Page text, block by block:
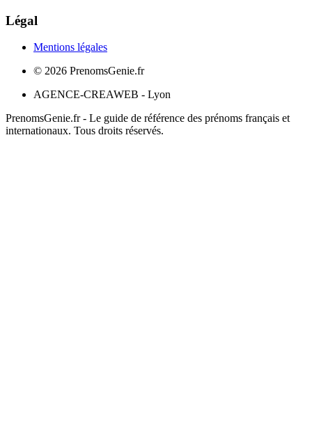
Légal
Mentions légales
© 2026 PrenomsGenie.fr
AGENCE-CREAWEB - Lyon
PrenomsGenie.fr - Le guide de référence des prénoms français et
internationaux. Tous droits réservés.